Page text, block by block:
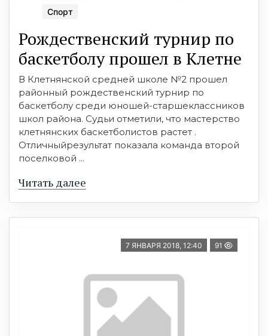
Спорт
Рождественский турнир по
баскетболу прошел в Клетне
В Клетнянской средней школе №2 прошел
районный рождественский турнир по
баскетболу среди юношей-старшеклассников
школ района. Судьи отметили, что мастерство
клетнянских баскетболистов растет .
Отличныйрезультат показала команда второй
поселковой ...
Читать далее
7 ЯНВАРЯ 2018, 12:40 91